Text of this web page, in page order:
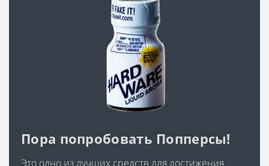
Пора попробовать Попперсы!
Это одно из лучших средств для достижения